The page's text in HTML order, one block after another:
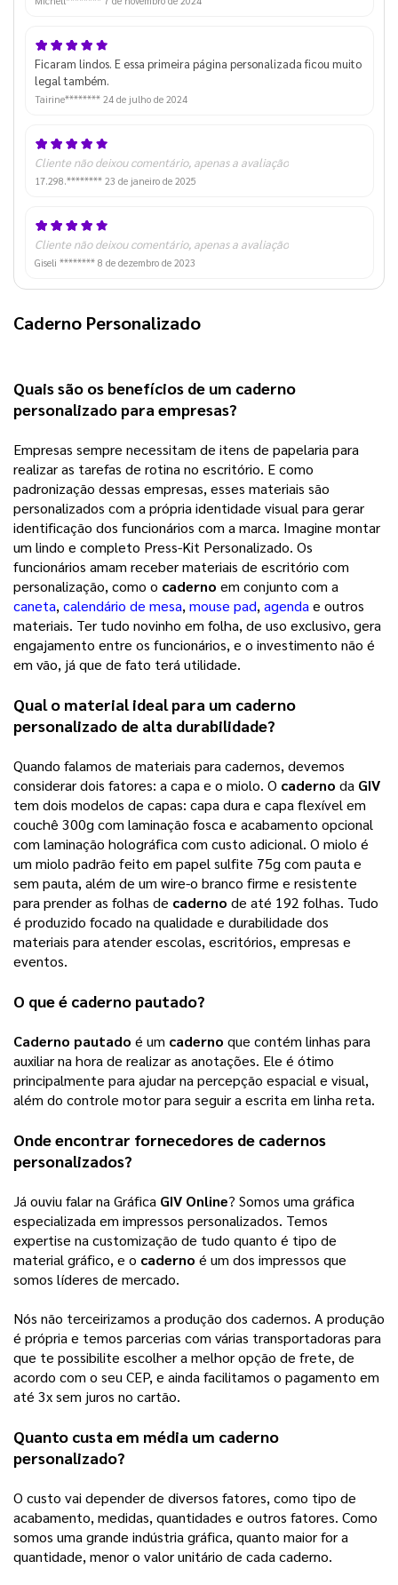
Ficaram lindos. E essa primeira página personalizada ficou muito
legal também.
Tairine******** 24 de julho de 2024
Cliente não deixou comentário, apenas a avaliação
17.298.******** 23 de janeiro de 2025
Cliente não deixou comentário, apenas a avaliação
Giseli ******** 8 de dezembro de 2023
Caderno Personalizado
Quais são os benefícios de um caderno
personalizado para empresas?
Empresas sempre necessitam de itens de papelaria para
realizar as tarefas de rotina no escritório. E como
padronização dessas empresas, esses materiais são
personalizados com a própria identidade visual para gerar
identificação dos funcionários com a marca. Imagine montar
um lindo e completo Press-Kit Personalizado. Os
funcionários amam receber materiais de escritório com
personalização, como o caderno em conjunto com a
caneta, calendário de mesa, mouse pad, agenda e outros
materiais. Ter tudo novinho em folha, de uso exclusivo, gera
engajamento entre os funcionários, e o investimento não é
em vão, já que de fato terá utilidade.
Qual o material ideal para um caderno
personalizado de alta durabilidade?
Quando falamos de materiais para cadernos, devemos
considerar dois fatores: a capa e o miolo. O caderno da GIV
tem dois modelos de capas: capa dura e capa flexível em
couchê 300g com laminação fosca e acabamento opcional
com laminação holográfica com custo adicional. O miolo é
um miolo padrão feito em papel sulfite 75g com pauta e
sem pauta, além de um wire-o branco firme e resistente
para prender as folhas de caderno de até 192 folhas. Tudo
é produzido focado na qualidade e durabilidade dos
materiais para atender escolas, escritórios, empresas e
eventos.
O que é caderno pautado?
Caderno pautado é um caderno que contém linhas para
auxiliar na hora de realizar as anotações. Ele é ótimo
principalmente para ajudar na percepção espacial e visual,
além do controle motor para seguir a escrita em linha reta.
Onde encontrar fornecedores de cadernos
personalizados?
Já ouviu falar na Gráfica GIV Online? Somos uma gráfica
especializada em impressos personalizados. Temos
expertise na customização de tudo quanto é tipo de
material gráfico, e o caderno é um dos impressos que
somos líderes de mercado.
Nós não terceirizamos a produção dos cadernos. A produção
é própria e temos parcerias com várias transportadoras para
que te possibilite escolher a melhor opção de frete, de
acordo com o seu CEP, e ainda facilitamos o pagamento em
até 3x sem juros no cartão.
Quanto custa em média um caderno
personalizado?
O custo vai depender de diversos fatores, como tipo de
acabamento, medidas, quantidades e outros fatores. Como
somos uma grande indústria gráfica, quanto maior for a
quantidade, menor o valor unitário de cada caderno.